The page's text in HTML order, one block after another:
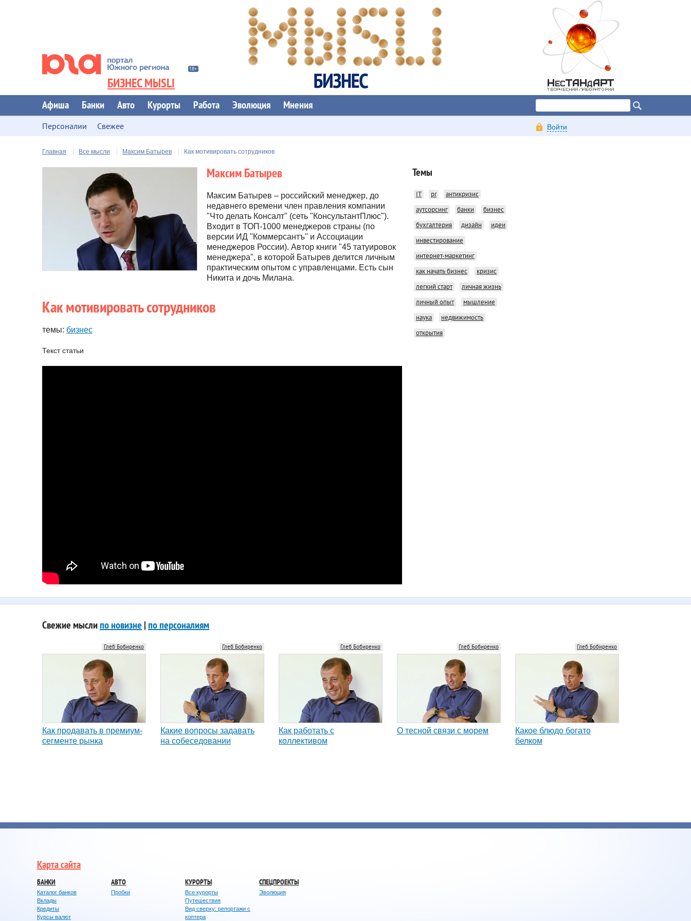
БИЗНЕС МЫSLI
Афиша Банки Авто Курорты Работа Эволюция Мнения
Персоналии Свежее Войти
Главная Все мысли Максим Батырев Как мотивировать сотрудников
Максим Батырев
Максим Батырев – российский менеджер, до
недавнего времени член правления компании
"Что делать Консалт" (сеть "КонсультантПлюс").
Входит в ТОП-1000 менеджеров страны (по
версии ИД "Коммерсантъ" и Ассоциации
менеджеров России). Автор книги "45 татуировок
менеджера", в которой Батырев делится личным
практическим опытом с управленцами. Есть сын
Никита и дочь Милана.
Как мотивировать сотрудников
темы: бизнес
Текст статьи
Темы
IT pr антикризис
аутсорсинг банки бизнес
бухгалтерия дизайн идеи
инвестирование
интернет-маркетинг
как начать бизнес кризис
легкий старт личная жизнь
личный опыт мышление
наука недвижимость
открытия
Свежие мыслипо новизне по персоналиям
Глеб Бобиренко
Как продавать в премиум-
сегменте рынка
Глеб Бобиренко
Какие вопросы задавать
на собеседовании
Глеб Бобиренко
Как работать с
коллективом
Глеб Бобиренко
О тесной связи с морем
Глеб Бобиренко
Какое блюдо богато
белком
Карта сайта
БАНКИ
Каталог банков
Вклады
Кредиты
Курсы валют
АВТО
Пробки
КУРОРТЫ
Все курорты
Путешествия
Вид сверху: репортажи с
коптера
СПЕЦПРОЕКТЫ
Эволюция